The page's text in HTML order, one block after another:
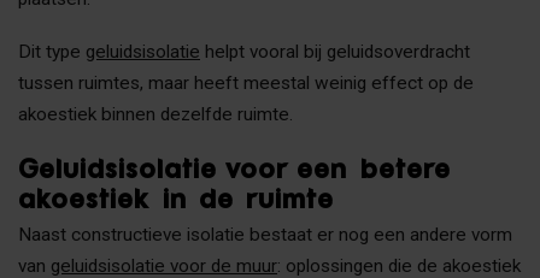
Dit type geluidsisolatie helpt vooral bij geluidsoverdracht
tussen ruimtes, maar heeft meestal weinig effect op de
akoestiek binnen dezelfde ruimte.
Geluidsisolatie voor een betere
akoestiek in de ruimte
Naast constructieve isolatie bestaat er nog een andere vorm
van geluidsisolatie voor de muur: oplossingen die de akoestiek